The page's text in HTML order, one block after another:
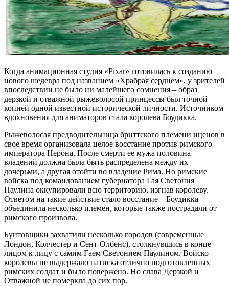
Когда анимационная студия «Pixar» готовилась к созданию
нового шедевра под названием «Храбрая сердцем», у зрителей
впоследствии не было ни малейшего сомнения – образ
дерзкой и отважной рыжеволосой принцессы был точной
копией одной известной исторической личности. Источником
вдохновения для аниматоров стала королева Боудикка.
Рыжеволосая предводительница бриттского племени иценов в
свое время организовала целое восстание против римского
императора Нерона. После смерти ее мужа половина
владений должна была быть распределена между их
дочерьми, а другая отойти во владение Рима. Но римские
войска под командованием губернатора Гая Светония
Паулина оккупировали всю территорию, изгнав королеву.
Ответом на такие действие стало восстание – Боудикка
объединила несколько племен, которые также пострадали от
римского произвола.
Бунтовщики захватили несколько городов (современные
Лондон, Колчестер и Сент-Олбенс), столкнувшись в конце
лицом к лицу с самим Гаем Светонием Паулином. Войско
королевы не выдержало натиска отлично подготовленных
римских солдат и было повержено. Но слава Дерзкой и
Отважной не померкла до сих пор.